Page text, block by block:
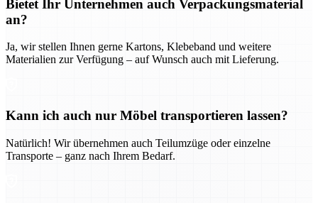
Bietet Ihr Unternehmen auch Verpackungsmaterial
an?
Ja, wir stellen Ihnen gerne Kartons, Klebeband und weitere
Materialien zur Verfügung – auf Wunsch auch mit Lieferung.
Kann ich auch nur Möbel transportieren lassen?
Natürlich! Wir übernehmen auch Teilumzüge oder einzelne
Transporte – ganz nach Ihrem Bedarf.